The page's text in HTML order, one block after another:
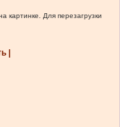
картинке. Для перезагрузки
|